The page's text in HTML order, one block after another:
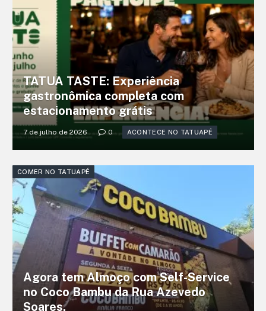
TATUA TASTE: Experiência
gastronômica completa com
estacionamento grátis
7 de julho de 2026 0 ACONTECE NO TATUAPÉ
COMER NO TATUAPÉ
Agora tem Almoço com Self-Service
no Coco Bambu da Rua Azevedo
Soares.